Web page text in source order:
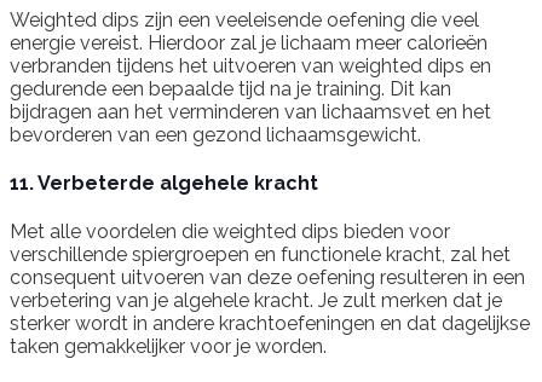
Weighted dips zijn een veeleisende oefening die veel
energie vereist. Hierdoor zal je lichaam meer calorieën
verbranden tijdens het uitvoeren van weighted dips en
gedurende een bepaalde tijd na je training. Dit kan
bijdragen aan het verminderen van lichaamsvet en het
bevorderen van een gezond lichaamsgewicht.
11. Verbeterde algehele kracht
Met alle voordelen die weighted dips bieden voor
verschillende spiergroepen en functionele kracht, zal het
consequent uitvoeren van deze oefening resulteren in een
verbetering van je algehele kracht. Je zult merken dat je
sterker wordt in andere krachtoefeningen en dat dagelijkse
taken gemakkelijker voor je worden.